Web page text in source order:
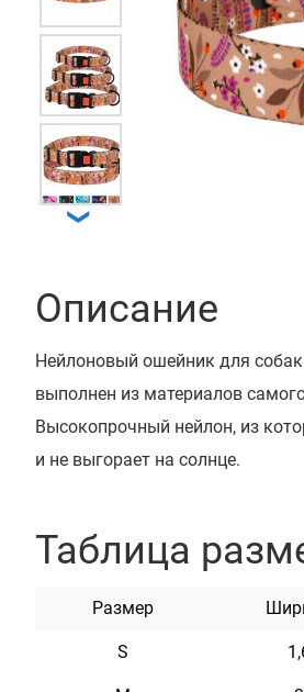
❯
Описание
Нейлоновый ошейник для
выполнен из материалов
Высокопрочный нейлон, из
и не выгорает на солнце.
Этот ошейник мягкий на
Доступен в ярких расцветках.
Таблица
Размер
S